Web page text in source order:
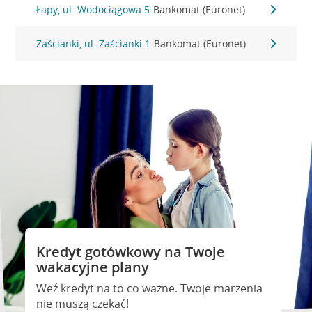
Łapy, ul. Wodociągowa 5 Bankomat (Euronet)
Zaścianki, ul. Zaścianki 1 Bankomat (Euronet)
Kredyt gotówkowy na Twoje
wakacyjne plany
Weź kredyt na to co ważne. Twoje marzenia
nie muszą czekać!